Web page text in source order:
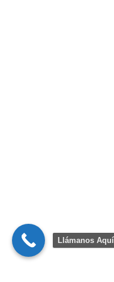
Llámanos Aquí